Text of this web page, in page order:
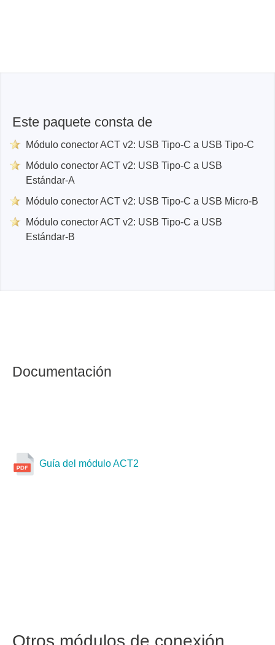
Este paquete consta de
Módulo conector ACT v2: USB Tipo-C a USB Tipo-C
Módulo conector ACT v2: USB Tipo-C a USB
Estándar-A
Módulo conector ACT v2: USB Tipo-C a USB Micro-B
Módulo conector ACT v2: USB Tipo-C a USB
Estándar-B
Documentación
Guía del módulo ACT2